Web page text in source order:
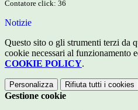
Contatore click: 36
Notizie
Questo sito o gli strumenti terzi da
cookie necessari al funzionamento
COOKIE POLICY.
Personalizza Rifiuta tutti i cookies
Gestione cookie